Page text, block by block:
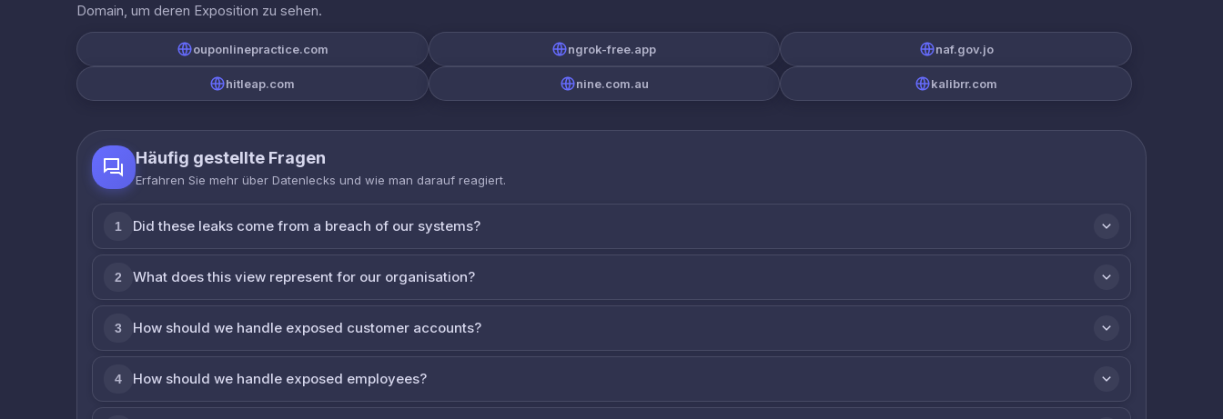
Domain, um deren Exposition zu sehen.
ouponlinepractice.com ngrok-free.app naf.gov.jo
hitleap.com nine.com.au kalibrr.com
Häufig gestellte Fragen
Erfahren Sie mehr über Datenlecks und wie man darauf reagiert.
1 Did these leaks come from a breach of our systems?
2 What does this view represent for our organisation?
3 How should we handle exposed customer accounts?
4 How should we handle exposed employees?